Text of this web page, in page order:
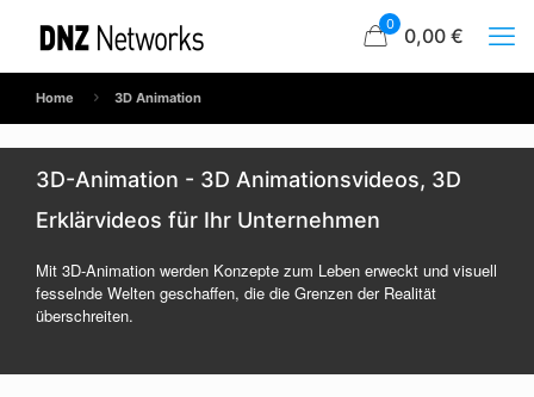
0 0,00 €
Home 3D Animation
3D-Animation - 3D Animationsvideos, 3D
Erklärvideos für Ihr Unternehmen
Mit 3D-Animation werden Konzepte zum Leben erweckt und visuell
fesselnde Welten geschaffen, die die Grenzen der Realität
überschreiten.